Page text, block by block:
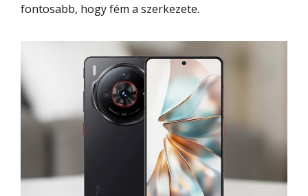
fontosabb, hogy fém a szerkezete.